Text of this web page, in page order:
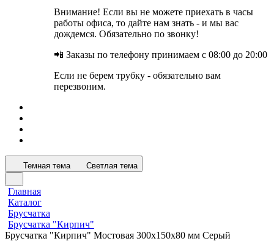
Внимание! Если вы не можете приехать в часы
работы офиса, то дайте нам знать - и мы вас
дождемся. Обязательно по звонку!
📲 Заказы по телефону принимаем с 08:00 до 20:00
Если не берем трубку - обязательно вам
перезвоним.
Темная тема Светлая тема
Главная
Каталог
Брусчатка
Брусчатка "Кирпич"
Брусчатка "Кирпич" Мостовая 300х150х80 мм Серый